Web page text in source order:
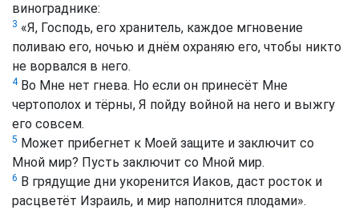
винограднике:
3 «Я, Господь, его хранитель, каждое мгновение
поливаю его, ночью и днём охраняю его, чтобы никто
не ворвался в него.
4Во Мне нет гнева. Но если он принесёт Мне
чертополох и тёрны, Я пойду войной на него и выжгу
его совсем.
5 Может прибегнет к Моей защите и заключит со
Мной мир? Пусть заключит со Мной мир.
6 В грядущие дни укоренится Иаков, даст росток и
расцветёт Израиль, и мир наполнится плодами».